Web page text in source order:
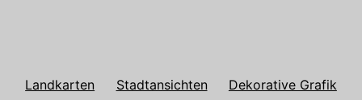
Landkarten Stadtansichten Dekorative Grafik